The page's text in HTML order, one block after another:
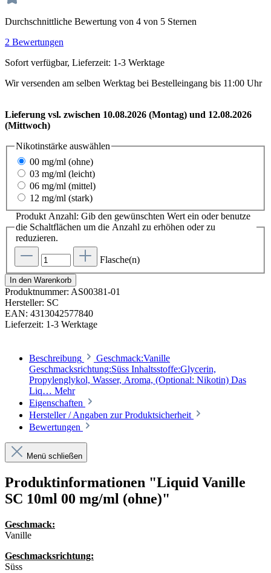
Durchschnittliche Bewertung von 4 von 5 Sternen
2 Bewertungen
Sofort verfügbar, Lieferzeit: 1-3 Werktage
Wir versenden am selben Werktag bei Bestelleingang bis 11:00 Uhr
Lieferung vsl. zwischen 10.08.2026 (Montag) und 12.08.2026
(Mittwoch)
Nikotinstärke auswählen
00 mg/ml (ohne)
03 mg/ml (leicht)
06 mg/ml (mittel)
12 mg/ml (stark)
Produkt Anzahl: Gib den gewünschten Wert ein oder benutze
die Schaltflächen um die Anzahl zu erhöhen oder zu
reduzieren.
Flasche(n)
In den Warenkorb
Produktnummer: AS00381-01
Hersteller: SC
EAN: 4313042577840
Lieferzeit: 1-3 Werktage
Beschreibung
Geschmack:Vanille
Geschmacksrichtung:Süss Inhaltsstoffe:Glycerin,
Propylenglykol, Wasser, Aroma, (Optional: Nikotin) Das
Liq… Mehr
Eigenschaften
Hersteller / Angaben zur Produktsicherheit
Bewertungen
Menü schließen
Produktinformationen "Liquid Vanille
SC 10ml 00 mg/ml (ohne)"
Geschmack:
Vanille
Geschmacksrichtung:
Süss